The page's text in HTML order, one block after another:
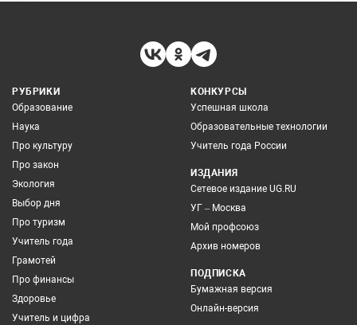
РУБРИКИ
Образование
Наука
Про культуру
Про закон
Экология
Выбор дня
Про туризм
Учитель года
Грамотей
Про финансы
Здоровье
Учитель и цифра
КОНКУРСЫ
Успешная школа
Образовательные технологии
Учитель года России
ИЗДАНИЯ
Сетевое издание UG.RU
УГ – Москва
Мой профсоюз
Архив номеров
ПОДПИСКА
Бумажная версия
Онлайн-версия